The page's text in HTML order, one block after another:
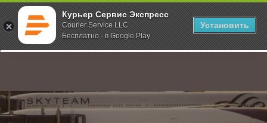
Курьер Сервис Экспресс
Courier Service LLC
Бесплатно - в Google Play
Установить
;
Главная О компании Новости Авиарейсы переходят на зимнее